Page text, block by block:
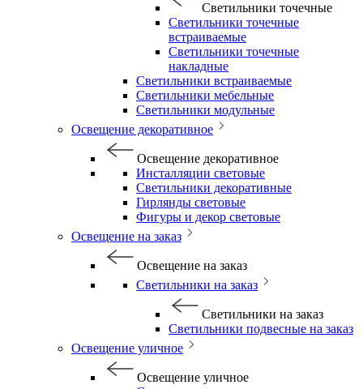
Светильники точечные
Светильники точечные
встраиваемые
Светильники точечные
накладные
Светильники встраиваемые
Светильники мебельные
Светильники модульные
Освещение декоративное
Освещение декоративное
Инсталляции световые
Светильники декоративные
Гирлянды световые
Фигуры и декор световые
Освещение на заказ
Освещение на заказ
Светильники на заказ
Светильники на заказ
Светильники подвесные на заказ
Освещение уличное
Освещение уличное